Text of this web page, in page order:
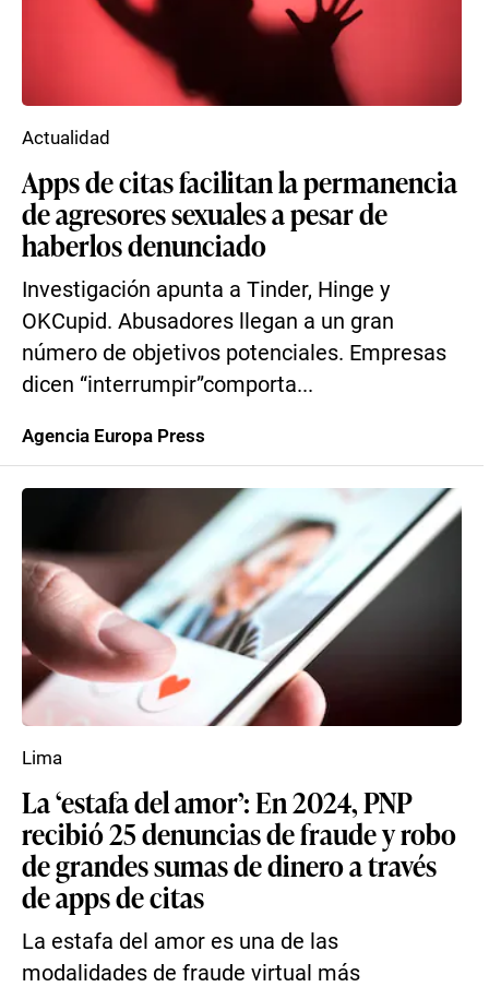
Apps de citas facilitan la permanencia
de agresores sexuales a pesar de
haberlos denunciado
Investigación apunta a Tinder, Hinge y
OKCupid. Abusadores llegan a un gran
número de objetivos potenciales. Empresas
dicen “interrumpir”comporta...
Actualidad
Agencia Europa Press
La ‘estafa del amor’: En 2024, PNP
recibió 25 denuncias de fraude y robo
de grandes sumas de dinero a través
de apps de citas
La estafa del amor es una de las
modalidades de fraude virtual más
Lima